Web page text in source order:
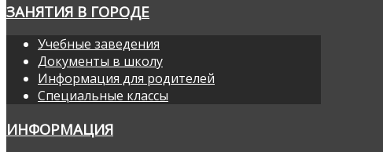
ЗАНЯТИЯ В ГОРОДЕ
Учебные заведения
Документы в школу
Информация для родителей
Специальные классы
ИНФОРМАЦИЯ